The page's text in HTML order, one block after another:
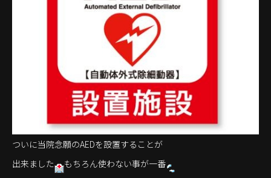
ついに当院念願のAEDを設置することが
出来ました
もちろん使わない事が一番